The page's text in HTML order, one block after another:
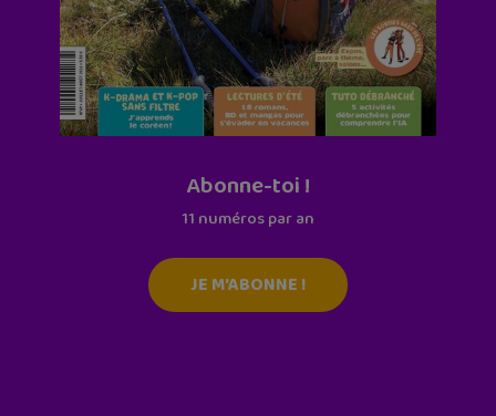
Abonne-toi !
11 numéros par an
JE M'ABONNE !